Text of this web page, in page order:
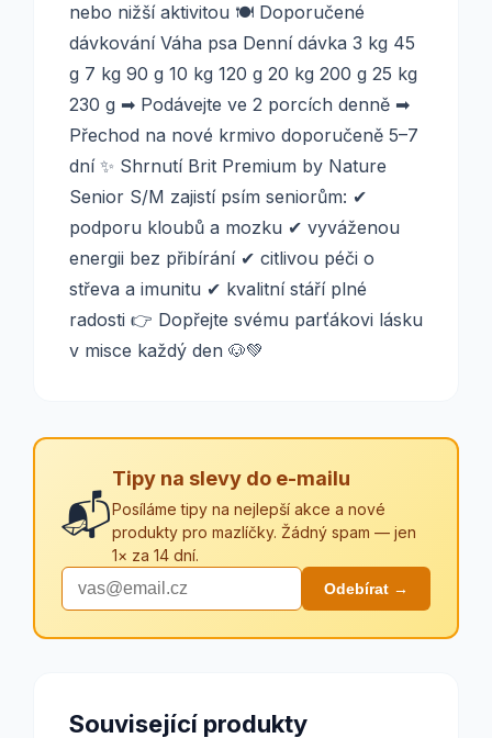
nebo nižší aktivitou 🍽 Doporučené
dávkování Váha psa Denní dávka 3 kg 45
g 7 kg 90 g 10 kg 120 g 20 kg 200 g 25 kg
230 g ➡ Podávejte ve 2 porcích denně ➡
Přechod na nové krmivo doporučeně 5–7
dní ✨ Shrnutí Brit Premium by Nature
Senior S/M zajistí psím seniorům: ✔
podporu kloubů a mozku ✔ vyváženou
energii bez přibírání ✔ citlivou péči o
střeva a imunitu ✔ kvalitní stáří plné
radosti 👉 Dopřejte svému parťákovi lásku
v misce každý den 🐶💚
📬
Tipy na slevy do e-mailu
Posíláme tipy na nejlepší akce a nové
produkty pro mazlíčky. Žádný spam — jen
1× za 14 dní.
Odebírat →
Související produkty